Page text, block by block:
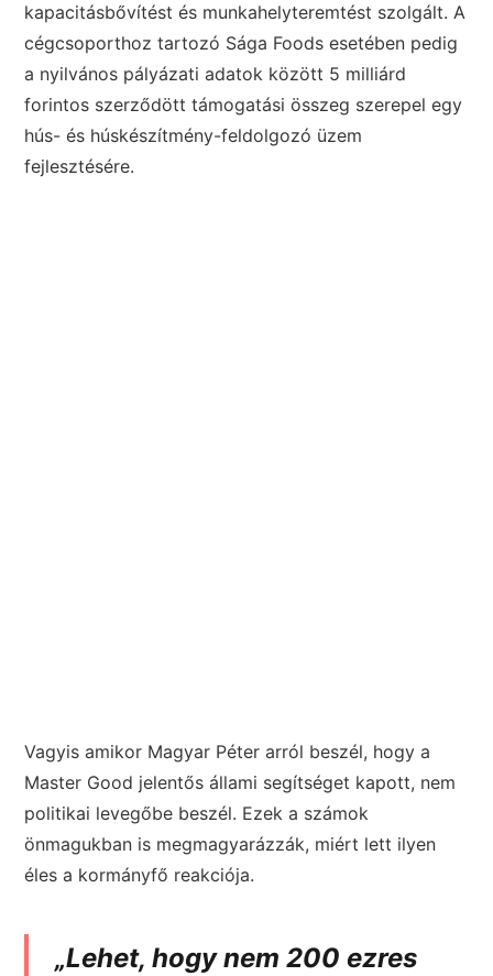
kapacitásbővítést és munkahelyteremtést szolgált. A
cégcsoporthoz tartozó Sága Foods esetében pedig
a nyilvános pályázati adatok között 5 milliárd
forintos szerződött támogatási összeg szerepel egy
hús- és húskészítmény-feldolgozó üzem
fejlesztésére.
Vagyis amikor Magyar Péter arról beszél, hogy a
Master Good jelentős állami segítséget kapott, nem
politikai levegőbe beszél. Ezek a számok
önmagukban is megmagyarázzák, miért lett ilyen
éles a kormányfő reakciója.
„Lehet, hogy nem 200 ezres